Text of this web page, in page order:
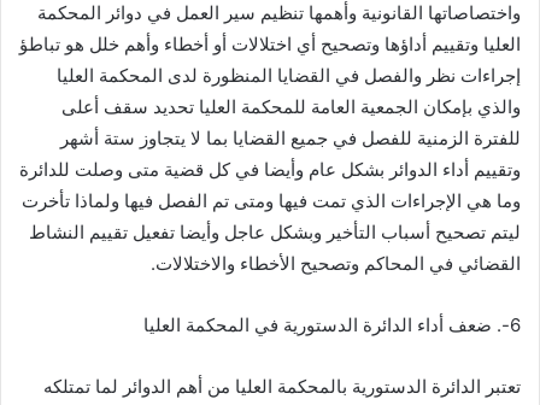
واختصاصاتها القانونية وأهمها تنظيم سير العمل في دوائر المحكمة
العليا وتقييم أداؤها وتصحيح أي اختلالات أو أخطاء وأهم خلل هو تباطؤ
إجراءات نظر والفصل في القضايا المنظورة لدى المحكمة العليا
والذي بإمكان الجمعية العامة للمحكمة العليا تحديد سقف أعلى
للفترة الزمنية للفصل في جميع القضايا بما لا يتجاوز ستة أشهر
وتقييم أداء الدوائر بشكل عام وأيضا في كل قضية متى وصلت للدائرة
وما هي الإجراءات الذي تمت فيها ومتى تم الفصل فيها ولماذا تأخرت
ليتم تصحيح أسباب التأخير وبشكل عاجل وأيضا تفعيل تقييم النشاط
القضائي في المحاكم وتصحيح الأخطاء والاختلالات.
6-. ضعف أداء الدائرة الدستورية في المحكمة العليا
تعتبر الدائرة الدستورية بالمحكمة العليا من أهم الدوائر لما تمتلكه